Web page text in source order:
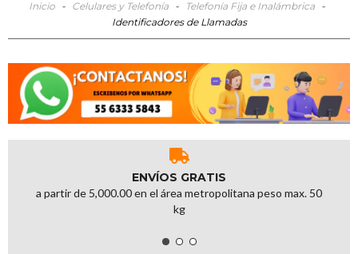
Inicio - Celulares y Telefonía - Telefonía Fija e Inalámbrica -
Identificadores de Llamadas
ENVÍOS GRATIS
a partir de 5,000.00 en el área metropolitana peso max. 50
kg